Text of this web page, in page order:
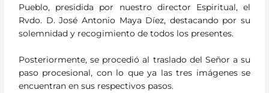
Pueblo, presidida por nuestro director Espiritual, el
Rvdo. D. José Antonio Maya Díez, destacando por su
solemnidad y recogimiento de todos los presentes.
Posteriormente, se procedió al traslado del Señor a su
paso procesional, con lo que ya las tres imágenes se
encuentran en sus respectivos pasos.